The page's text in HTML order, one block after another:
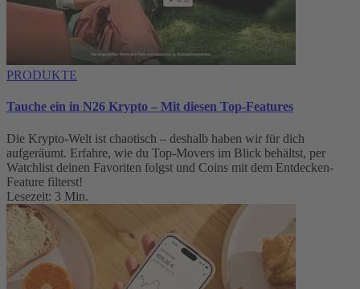
PRODUKTE
Tauche ein in N26 Krypto – Mit diesen Top-Features
Die Krypto-Welt ist chaotisch – deshalb haben wir für dich
aufgeräumt. Erfahre, wie du Top-Movers im Blick behältst, per
Watchlist deinen Favoriten folgst und Coins mit dem Entdecken-
Feature filterst!
Lesezeit: 3 Min.